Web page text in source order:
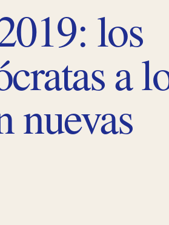
los
a
nuevas